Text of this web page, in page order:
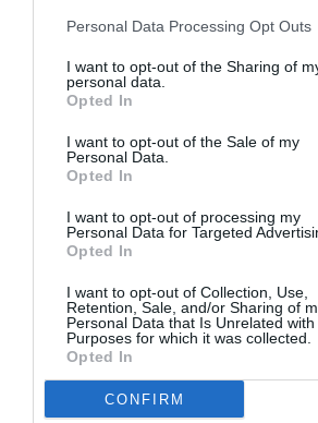
Personal Data Processing Opt Outs
I want to opt-out of the Sharing of
personal data.
Opted In
I want to opt-out of the Sale of my
Personal Data.
Opted In
I want to opt-out of processing my
Personal Data for Targeted
Opted In
I want to opt-out of Collection, Use,
Retention, Sale, and/or Sharing of
Personal Data that Is Unrelated
Purposes for which it was collected.
Opted In
CONFIRM
Tribute: Μια
μοναδική συναυλία
στο Christmas
Heep